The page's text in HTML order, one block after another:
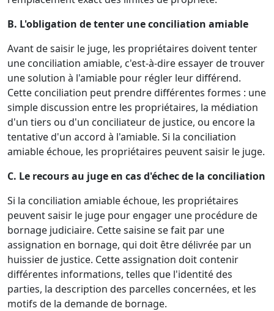
B. L'obligation de tenter une conciliation amiable
Avant de saisir le juge, les propriétaires doivent tenter
une conciliation amiable, c'est-à-dire essayer de trouver
une solution à l'amiable pour régler leur différend.
Cette conciliation peut prendre différentes formes : une
simple discussion entre les propriétaires, la médiation
d'un tiers ou d'un conciliateur de justice, ou encore la
tentative d'un accord à l'amiable. Si la conciliation
amiable échoue, les propriétaires peuvent saisir le juge.
C. Le recours au juge en cas d'échec de la conciliation
Si la conciliation amiable échoue, les propriétaires
peuvent saisir le juge pour engager une procédure de
bornage judiciaire. Cette saisine se fait par une
assignation en bornage, qui doit être délivrée par un
huissier de justice. Cette assignation doit contenir
différentes informations, telles que l'identité des
parties, la description des parcelles concernées, et les
motifs de la demande de bornage.